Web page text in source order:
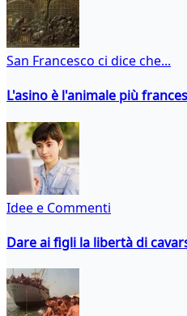
San Francesco ci dice che...
L'asino è l'animale più
Idee e Commenti
Dare ai figli la libertà di